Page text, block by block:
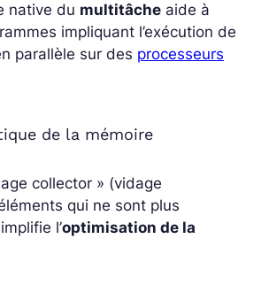
native du multitâche aide à
impliquant l’exécution de
parallèle sur des processeurs
de la mémoire
collector » (vidage
qui ne sont plus
l’optimisation de la